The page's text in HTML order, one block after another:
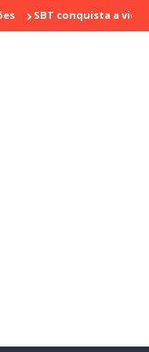
conquista a vice liderança